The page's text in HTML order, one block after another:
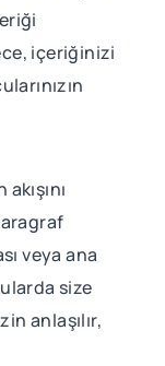
içeriğinizi
veya ana
size
anlaşılır,